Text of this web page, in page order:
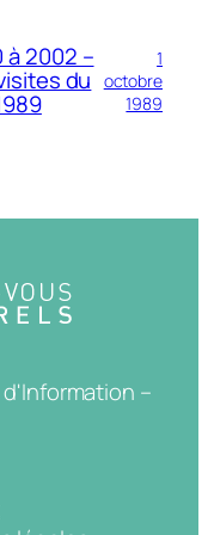
à 2002 –
du
1
octobre
1989
–